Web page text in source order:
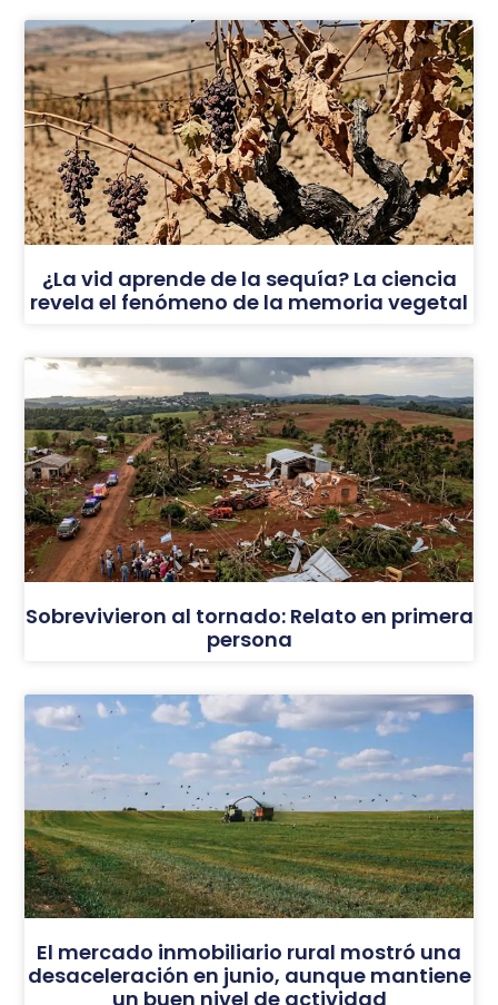
¿La vid aprende de la sequía? La ciencia
revela el fenómeno de la memoria vegetal
Sobrevivieron al tornado: Relato en primera
persona
El mercado inmobiliario rural mostró una
desaceleración en junio, aunque mantiene
un buen nivel de actividad